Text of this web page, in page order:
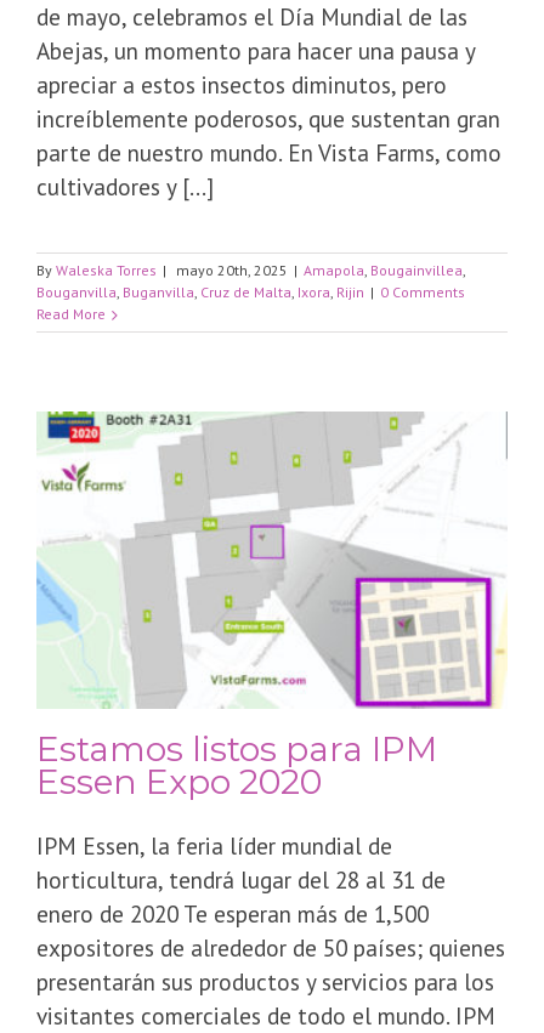
de mayo, celebramos el Día Mundial de las
Abejas, un momento para hacer una pausa y
apreciar a estos insectos diminutos, pero
increíblemente poderosos, que sustentan gran
parte de nuestro mundo. En Vista Farms, como
cultivadores y [...]
By Waleska Torres | mayo 20th, 2025 | Amapola, Bougainvillea,
Bouganvilla, Buganvilla, Cruz de Malta, Ixora, Rijin | 0 Comments
Read More
Estamos listos para IPM
Essen Expo 2020
IPM Essen, la feria líder mundial de
horticultura, tendrá lugar del 28 al 31 de
enero de 2020 Te esperan más de 1,500
expositores de alrededor de 50 países; quienes
presentarán sus productos y servicios para los
visitantes comerciales de todo el mundo. IPM